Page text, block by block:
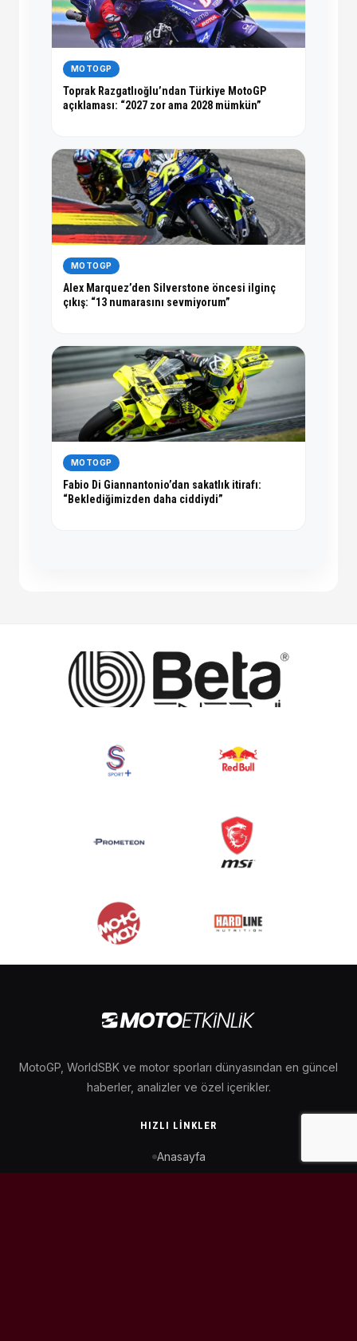
MOTOGP
Toprak Razgatlıoğlu’ndan Türkiye MotoGP
açıklaması: “2027 zor ama 2028 mümkün”
MOTOGP
Alex Marquez’den Silverstone öncesi ilginç
çıkış: “13 numarasını sevmiyorum”
MOTOGP
Fabio Di Giannantonio’dan sakatlık itirafı:
“Beklediğimizden daha ciddiydi”
MotoGP, WorldSBK ve motor sporları dünyasından en güncel
haberler, analizler ve özel içerikler.
HIZLI LINKLER
Anasayfa